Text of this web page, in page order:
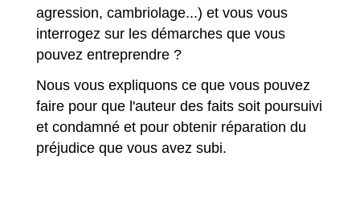
agression, cambriolage...) et vous vous
interrogez sur les démarches que vous
pouvez entreprendre ?
Nous vous expliquons ce que vous pouvez
faire pour que l'auteur des faits soit poursuivi
et condamné et pour obtenir réparation du
préjudice que vous avez subi.